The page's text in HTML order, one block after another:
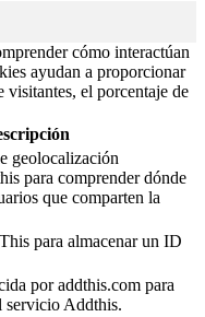
cómo interactúan
ayudan a proporcionar
visitantes, el porcentaje de
geolocalización
para comprender dónde
que comparten la
para almacenar un ID
por addthis.com para
servicio Addthis.